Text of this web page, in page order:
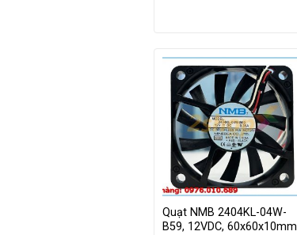
Quạt NMB 2404KL-04W-
B59, 12VDC, 60x60x10mm